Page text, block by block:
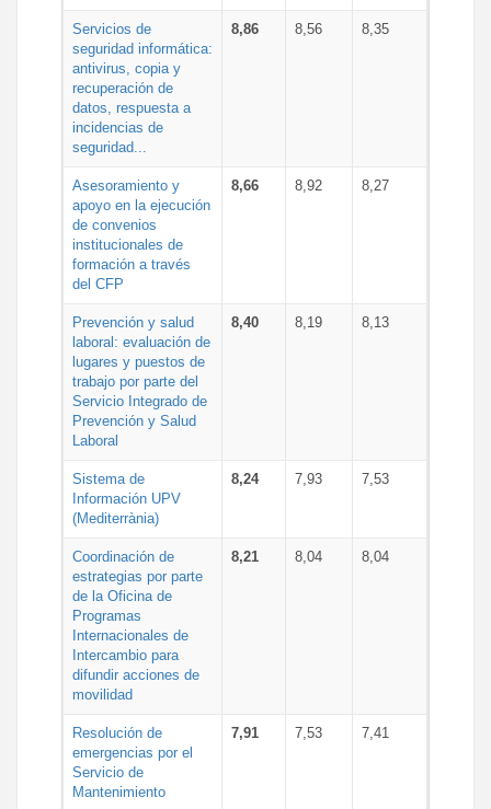
Servicios de
seguridad informática:
antivirus, copia y
recuperación de
datos, respuesta a
incidencias de
seguridad...
8,86 8,56 8,35
Asesoramiento y
apoyo en la ejecución
de convenios
institucionales de
formación a través
del CFP
8,66 8,92 8,27
Prevención y salud
laboral: evaluación de
lugares y puestos de
trabajo por parte del
Servicio Integrado de
Prevención y Salud
Laboral
8,40 8,19 8,13
Sistema de
Información UPV
(Mediterrània)
8,24 7,93 7,53
Coordinación de
estrategias por parte
de la Oficina de
Programas
Internacionales de
Intercambio para
difundir acciones de
movilidad
8,21 8,04 8,04
Resolución de
emergencias por el
Servicio de
Mantenimiento
7,91 7,53 7,41